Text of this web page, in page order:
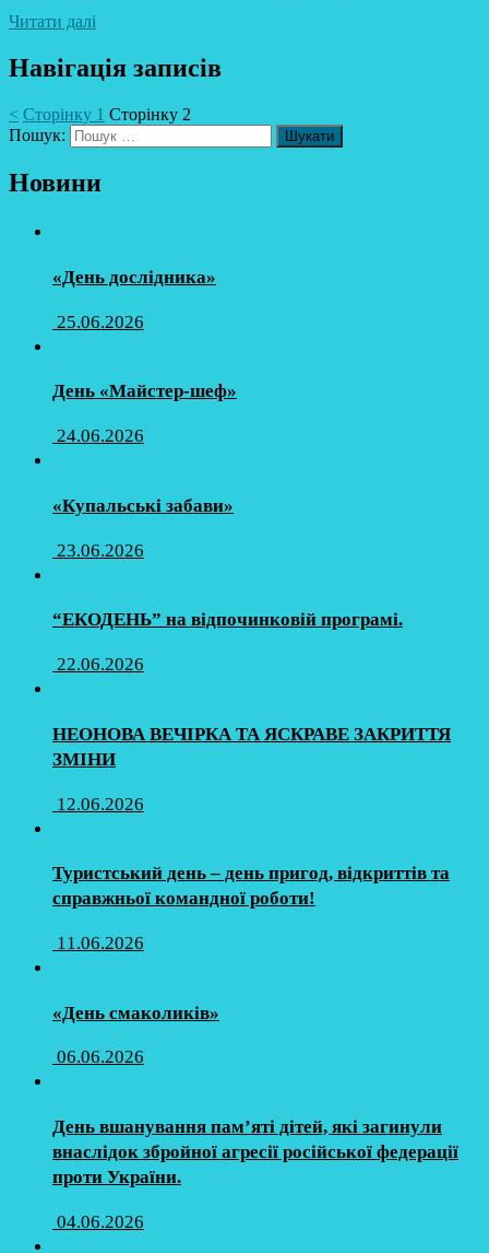
Читати далі
Навігація записів
< Сторінку 1 Сторінку 2
Пошук:
Новини
«День дослідника»
25.06.2026
День «Майстер-шеф»
24.06.2026
«Купальські забави»
23.06.2026
“ЕКОДЕНЬ” на відпочинковій програмі.
22.06.2026
НЕОНОВА ВЕЧІРКА ТА ЯСКРАВЕ ЗАКРИТТЯ
ЗМІНИ
12.06.2026
Туристський день – день пригод, відкриттів та
справжньої командної роботи!
11.06.2026
«День смаколиків»
06.06.2026
День вшанування пам’яті дітей, які загинули
внаслідок збройної агресії російської федерації
проти України.
04.06.2026